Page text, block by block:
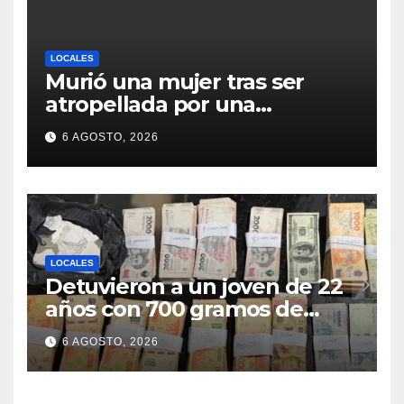
LOCALES
Murió una mujer tras ser
atropellada por una
motocicleta en Nelson
6 AGOSTO, 2026
LOCALES
Detuvieron a un joven de 22
años con 700 gramos de
cocaína
6 AGOSTO, 2026